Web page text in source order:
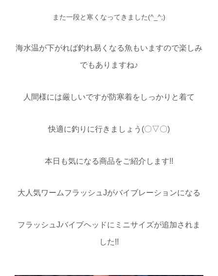
また一段と寒くなってきました(^_^;)
海水温が下がれば釣れ易くなる魚もいますので楽しみ
でもありますね♪
人間様には厳しいですが防寒着をしっかりと着て
快適に釣りに行きましょう(〇▽〇)
本日も気になる商品をご紹介します!!
大人気ワームフラッシュJがバイブレーションになる
フラッシュJバイブヘッドにミニサイズが追加されま
した!!